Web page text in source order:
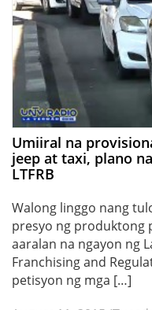
Umiiral na
jeep at taxi, plano
LTFRB
Walong linggo nang
presyo ng produktong
aaralan na ngayon ng
Franchising and
petisyon ng mga […]